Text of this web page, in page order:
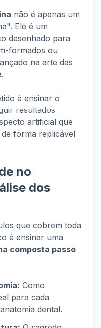
não é apenas um
Ele é um
desenhado para
formados ou
na arte das
é ensinar o
resultados
artificial que
forma replicável
no
dos
que cobrem toda
é ensinar uma
composta passo
Como
para cada
dental.